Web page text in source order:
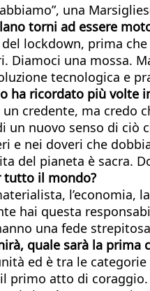
una
torni ad essere
lockdown, prima
Diamoci una mossa.
tecnologica e
ha ricordato più volte
credente, ma credo
un nuovo senso di
e nei doveri che
del pianeta è sacra.
tutto il mondo?
l’economia,
hai questa
una fede
quale sarà la prima
ed è tra le
primo atto di